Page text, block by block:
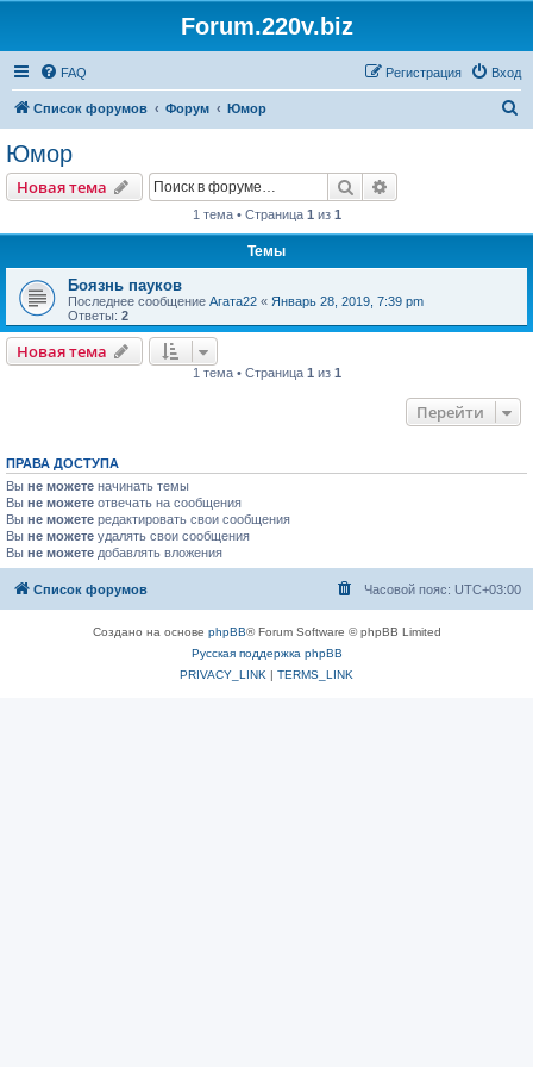
Forum.220v.biz
FAQ Вход
Регистрация
Список форумов Форум Юмор
Юмор
Новая тема Поиск
1 тема • Страница 1 из 1
Темы
Боязнь пауков
Последнее сообщение Агата22 « Январь 28, 2019, 7:39 pm
Ответы: 2
Новая тема
1 тема • Страница 1 из 1
Перейти
ПРАВА ДОСТУПА
Вы не можете начинать темы
Вы не можете отвечать на сообщения
Вы не можете редактировать свои сообщения
Вы не можете удалять свои сообщения
Вы не можете добавлять вложения
Список форумов Часовой пояс: UTC+03:00
Создано на основе phpBB® Forum Software © phpBB Limited
Русская поддержка phpBB
PRIVACY_LINK | TERMS_LINK